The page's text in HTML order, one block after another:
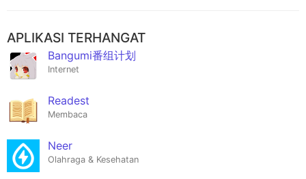
APLIKASI TERHANGAT
Bangumi番组计划
Internet
Readest
Membaca
Neer
Olahraga & Kesehatan